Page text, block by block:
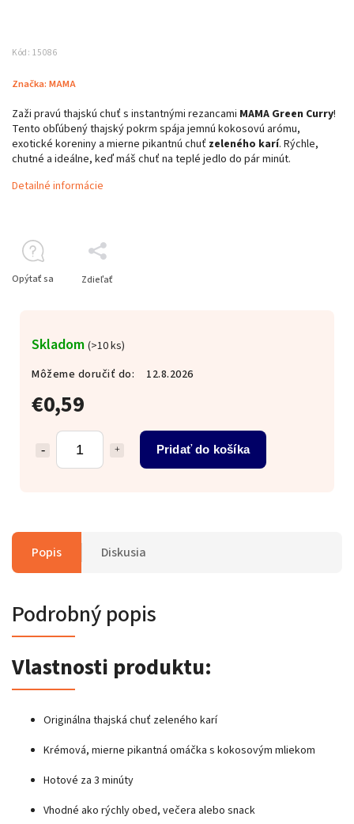
Kód: 15086
Značka: MAMA
€0,59
Pridať do košíka
Skladom (>10 ks)
Môžeme doručiť do:
12.8.2026
Zaži pravú thajskú chuť s instantnými rezancami MAMA Green Curry!
Tento obľúbený thajský pokrm spája jemnú kokosovú arómu,
exotické koreniny a mierne pikantnú chuť zeleného karí. Rýchle,
chutné a ideálne, keď máš chuť na teplé jedlo do pár minút.
Detailné informácie
Opýtať sa Zdieľať
Popis Diskusia
Podrobný popis
Vlastnosti produktu:
Originálna thajská chuť zeleného karí
Krémová, mierne pikantná omáčka s kokosovým mliekom
Hotové za 3 minúty
Vhodné ako rýchly obed, večera alebo snack